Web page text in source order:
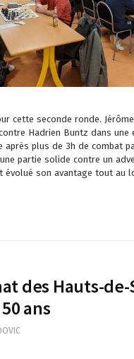
cette seconde ronde.
Hadrien Buntz dans une
après plus de 3h de combat
partie solide contre un
évolué son avantage tout au
des Hauts-de-
ans